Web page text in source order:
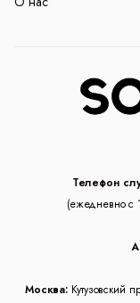
Телефон
(ежедневно с
Москва: Кутузовский